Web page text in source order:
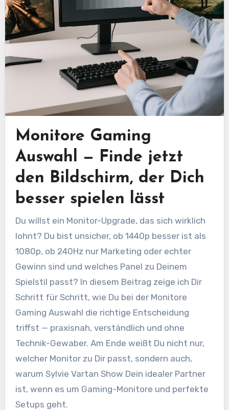
Monitore Gaming
Auswahl — Finde jetzt
den Bildschirm, der Dich
besser spielen lässt
Du willst ein Monitor-Upgrade, das sich wirklich
lohnt? Du bist unsicher, ob 1440p besser ist als
1080p, ob 240Hz nur Marketing oder echter
Gewinn sind und welches Panel zu Deinem
Spielstil passt? In diesem Beitrag zeige ich Dir
Schritt für Schritt, wie Du bei der Monitore
Gaming Auswahl die richtige Entscheidung
triffst — praxisnah, verständlich und ohne
Technik-Gewaber. Am Ende weißt Du nicht nur,
welcher Monitor zu Dir passt, sondern auch,
warum Sylvie Vartan Show Dein idealer Partner
ist, wenn es um Gaming-Monitore und perfekte
Setups geht.